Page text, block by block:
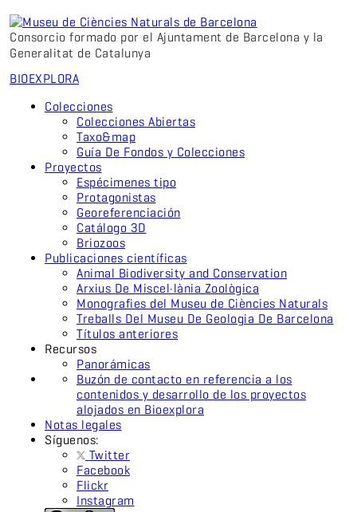
Consorcio formado por el Ajuntament de Barcelona y la
Generalitat de Catalunya
BIOEXPLORA
Colecciones
Colecciones Abiertas
Taxo&map
Guía De Fondos y Colecciones
Proyectos
Espécimenes tipo
Protagonistas
Georeferenciación
Catálogo 3D
Briozoos
Publicaciones científicas
Animal Biodiversity and Conservation
Arxius De Miscel·lània Zoològica
Monografies del Museu de Ciències Naturals
Treballs Del Museu De Geologia De Barcelona
Títulos anteriores
Recursos
Panorámicas
Buzón de contacto en referencia a los
contenidos y desarrollo de los proyectos
alojados en Bioexplora
Notas legales
Síguenos:
Twitter
Facebook
Flickr
Instagram